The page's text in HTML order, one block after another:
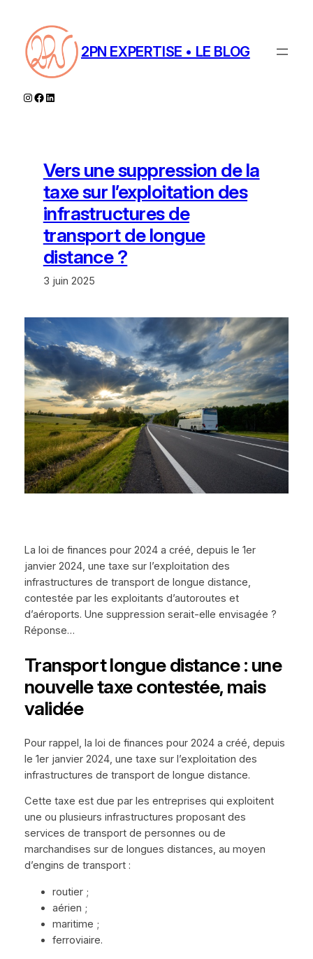
contenu
2PN EXPERTISE • LE BLOG
Instagram
Facebook
LinkedIn
Vers une suppression de la
taxe sur l’exploitation des
infrastructures de
transport de longue
distance ?
3 juin 2025
La loi de finances pour 2024 a créé, depuis le 1er
janvier 2024, une taxe sur l’exploitation des
infrastructures de transport de longue distance,
contestée par les exploitants d’autoroutes et
d’aéroports. Une suppression serait-elle envisagée ?
Réponse…
Transport longue distance : une
nouvelle taxe contestée, mais
validée
Pour rappel, la loi de finances pour 2024 a créé, depuis
le 1er janvier 2024, une taxe sur l’exploitation des
infrastructures de transport de longue distance.
Cette taxe est due par les entreprises qui exploitent
une ou plusieurs infrastructures proposant des
services de transport de personnes ou de
marchandises sur de longues distances, au moyen
d’engins de transport :
routier ;
aérien ;
maritime ;
ferroviaire.